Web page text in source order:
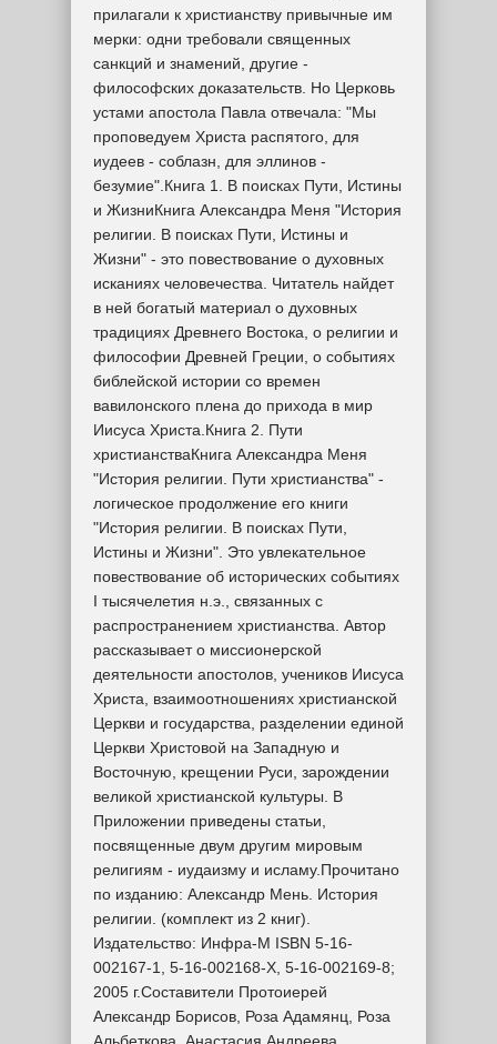
прилагали к христианству привычные им
мерки: одни требовали священных
санкций и знамений, другие -
философских доказательств. Но Церковь
устами апостола Павла отвечала: "Мы
проповедуем Христа распятого, для
иудеев - соблазн, для эллинов -
безумие".Книга 1. В поисках Пути, Истины
и ЖизниКнига Александра Меня "История
религии. В поисках Пути, Истины и
Жизни" - это повествование о духовных
исканиях человечества. Читатель найдет
в ней богатый материал о духовных
традициях Древнего Востока, о религии и
философии Древней Греции, о событиях
библейской истории со времен
вавилонского плена до прихода в мир
Иисуса Христа.Книга 2. Пути
христианстваКнига Александра Меня
"История религии. Пути христианства" -
логическое продолжение его книги
"История религии. В поисках Пути,
Истины и Жизни". Это увлекательное
повествование об исторических событиях
I тысячелетия н.э., связанных с
распространением христианства. Автор
рассказывает о миссионерской
деятельности апостолов, учеников Иисуса
Христа, взаимоотношениях христианской
Церкви и государства, разделении единой
Церкви Христовой на Западную и
Восточную, крещении Руси, зарождении
великой христианской культуры. В
Приложении приведены статьи,
посвященные двум другим мировым
религиям - иудаизму и исламу.Прочитано
по изданию: Александр Мень. История
религии. (комплект из 2 книг).
Издательство: Инфра-М ISBN 5-16-
002167-1, 5-16-002168-X, 5-16-002169-8;
2005 г.Составители Протоиерей
Александр Борисов, Роза Адамянц, Роза
Альбеткова, Анастасия Андреева,